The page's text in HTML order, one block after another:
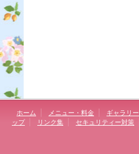
ホーム メニュー・料金 ギャラリー
ップ
リンク集 セキュリティー対策